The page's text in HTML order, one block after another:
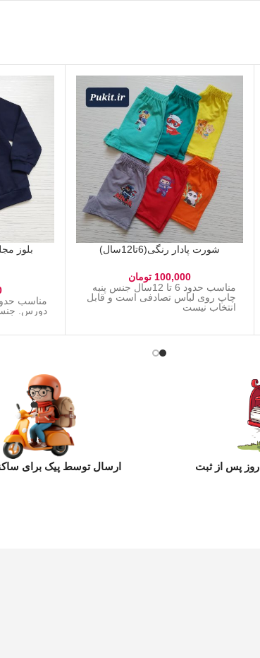
شورت پادار رنگی(6تا12سال)
100,000 تومان
مناسب حدود 6 تا 12سال جنس پنبه
چاپ روی لباس تصادفی است و قابل
انتخاب نیست
دورس. جنس
ارسال با پست پیشتاز 2 روز پس از ثبت
ارسال توسط پیک برای